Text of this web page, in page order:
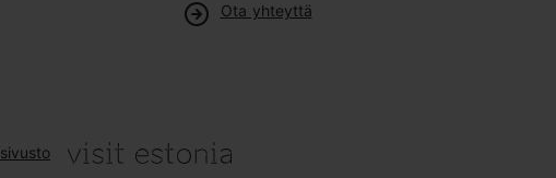
Ota yhteyttä